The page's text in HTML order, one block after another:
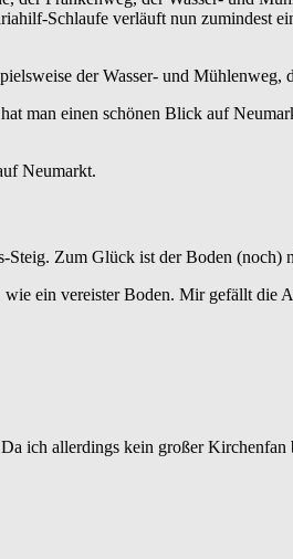
Schlaufe verläuft nun zumindest
der Wasser- und Mühlenweg,
einen schönen Blick auf
Neumarkt.
Zum Glück ist der Boden (noch)
wie ein vereister Boden. Mir gefällt die
ich allerdings kein großer